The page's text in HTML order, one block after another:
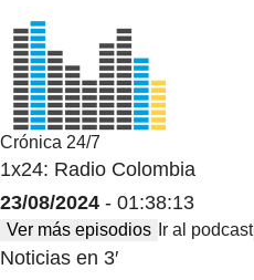
Crónica 24/7
1x24: Radio Colombia
23/08/2024 - 01:38:13
Ver más episodios Ir al podcast
Noticias en 3′